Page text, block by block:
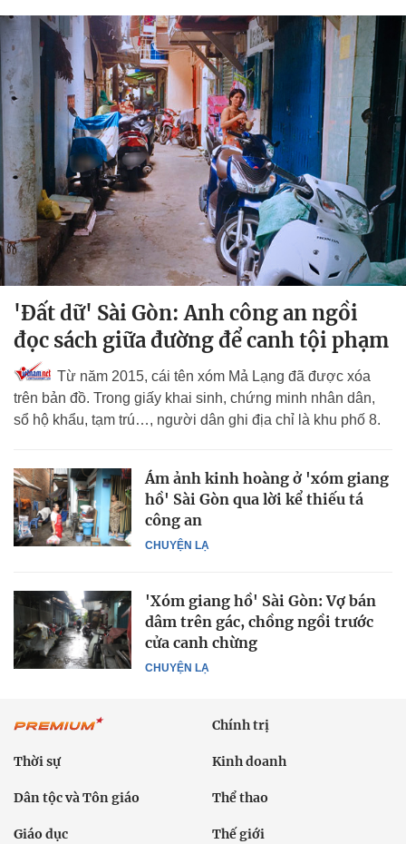
'Đất dữ' Sài Gòn: Anh công an ngồi
đọc sách giữa đường để canh tội phạm
Từ năm 2015, cái tên xóm Mả Lạng đã được xóa
trên bản đồ. Trong giấy khai sinh, chứng minh nhân dân,
sổ hộ khẩu, tạm trú…, người dân ghi địa chỉ là khu phố 8.
CHUYỆN LẠ
Ám ảnh kinh hoàng ở 'xóm giang
hồ' Sài Gòn qua lời kể thiếu tá
công an
CHUYỆN LẠ
'Xóm giang hồ' Sài Gòn: Vợ bán
dâm trên gác, chồng ngồi trước
cửa canh chừng
Chính trị
Thời sự Kinh doanh
Dân tộc và Tôn giáo Thể thao
Giáo dục Thế giới